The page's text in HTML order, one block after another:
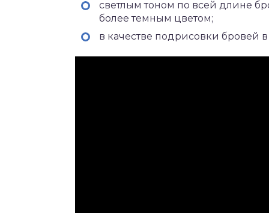
светлым тоном по всей длине
более темным цветом;
в качестве подрисовки бровей